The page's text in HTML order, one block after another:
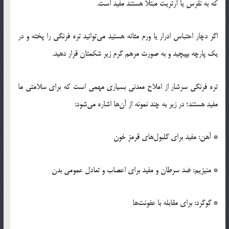
که به نقرس یا آرتریت مبتلا هستند مفید است.
اگر دچار احتباس ادرار یا ورم مثانه هستید می‌توانید تره فرنگی را پخته و در
یک پارچه بپیچید و به صورت مرهم گرم زیر شکمتان قرار دهید.
تره فرنگی سرشار از املاح معدنی بسیاری مهمی است که برای سلامتی ما
مفید هستند؛ در زیر به چند نمونه از آن‌ها اشاره می‌شود:
* آهن: مفید برای گلبول‌های قرمز خون
* منیزیم: ضد سرطان و مفید برای اعصاب و تعادل عمومی بدن
* گوگرد: برای مقابله با عفونت‌ها